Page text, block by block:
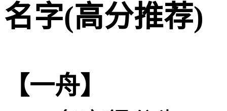
名字(高分推荐)
【一舟】